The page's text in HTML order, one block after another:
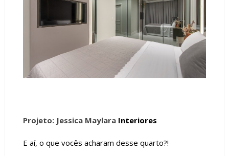
Projeto: Jessica MaylaraInteriores
E aí, o que vocês acharam desse quarto?!